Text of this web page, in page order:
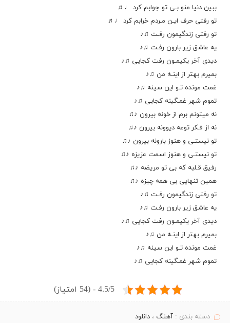
ببین دنیا منو بـی تو جوابم کرد ♩♬
تو رفتی حرف ایـن مـردم خرابم کرد ♩♬
تو رفتی زندگیمون رفـت ♫♪
یه عاشق زیر بارون رفـت ♫♪
دیدی آخر یکیمـون رفت کجایی ♫♪
بمیرم بهتر از اینـه من ♫♪
غمت مونده تـو این سینه ♫♪
تموم شهر غمـگینه کجایی ♫♪
نه میتونم برم از خونه بیرون ♪♫
نه از فـکر توعه دیوونه بیرون ♪♫
تو نیستـی و هنوز بارونه بیرون ♪♫
تو نیستـی و هنوز اسمت عزیزه ♪♫
رفیق قـلبه که بی تو مریضه ♪♫
همین تنهایی بی همه چیزه ♪♫
تو رفتی زندگیمون رفـت ♫♪
یه عاشق زیر بارون رفـت ♫♪
دیدی آخر یکیمـون رفت کجایی ♫♪
بمیرم بهتر از اینـه من ♫♪
غمت مونده تـو این سینه ♫♪
تموم شهر غمـگینه کجایی ♫♪
4.5/5 - (54 امتیاز)
دسته بندی :آهنگ ،دانلود